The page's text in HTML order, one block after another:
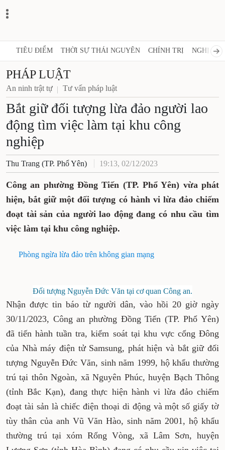
TIÊU ĐIỂM THỜI SỰ THÁI NGUYÊN CHÍNH TRỊ NGHỊ
PHÁP LUẬT
An ninh trật tự Tư vấn pháp luật
Bắt giữ đối tượng lừa đảo người lao
động tìm việc làm tại khu công
nghiệp
Thu Trang (TP. Phổ Yên) 19:13, 02/12/2023
Công an phường Đồng Tiến (TP. Phổ Yên) vừa phát
hiện, bắt giữ một đối tượng có hành vi lừa đảo chiếm
đoạt tài sản của người lao động đang có nhu cầu tìm
việc làm tại khu công nghiệp.
Phòng ngừa lừa đảo trên không gian mạng
Đối tượng Nguyễn Đức Văn tại cơ quan Công an.
Nhận được tin báo từ người dân, vào hồi 20 giờ ngày
30/11/2023, Công an phường Đồng Tiến (TP. Phổ Yên)
đã tiến hành tuần tra, kiểm soát tại khu vực cổng Đông
của Nhà máy điện tử Samsung, phát hiện và bắt giữ đối
tượng Nguyễn Đức Văn, sinh năm 1999, hộ khẩu thường
trú tại thôn Ngoàn, xã Nguyên Phúc, huyện Bạch Thông
(tỉnh Bắc Kạn), đang thực hiện hành vi lừa đảo chiếm
đoạt tài sản là chiếc điện thoại di động và một số giấy tờ
tùy thân của anh Vũ Văn Hào, sinh năm 2001, hộ khẩu
thường trú tại xóm Rổng Vòng, xã Lâm Sơn, huyện